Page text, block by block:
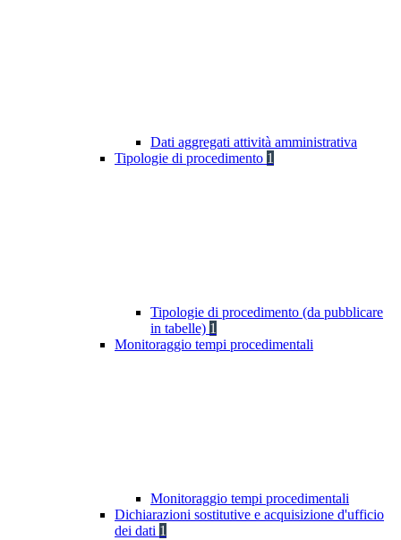
Dati aggregati attività amministrativa
Tipologie di procedimento 1
Tipologie di procedimento (da pubblicare
in tabelle) 1
Monitoraggio tempi procedimentali
Monitoraggio tempi procedimentali
Dichiarazioni sostitutive e acquisizione d'ufficio
dei dati 1